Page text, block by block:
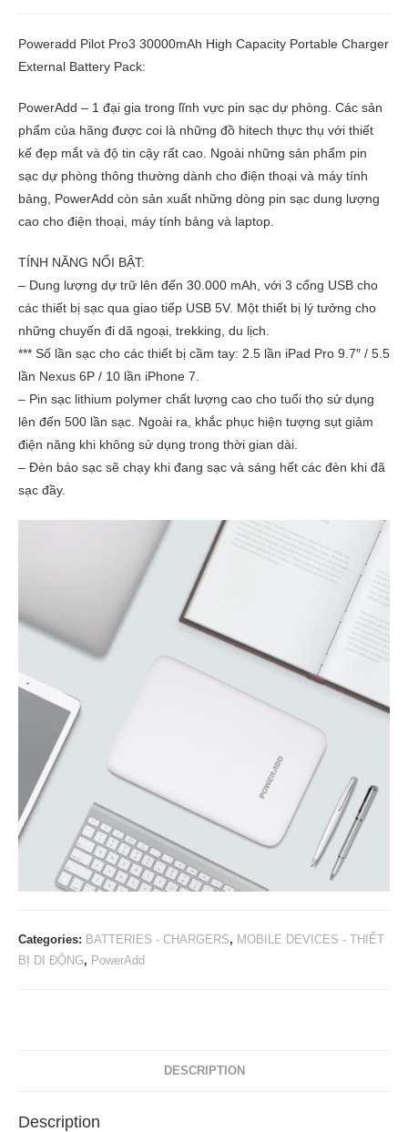
Poweradd Pilot Pro3 30000mAh High Capacity Portable Charger
External Battery Pack:
PowerAdd – 1 đại gia trong lĩnh vực pin sạc dự phòng. Các sản
phẩm của hãng được coi là những đồ hitech thực thụ với thiết
kế đẹp mắt và độ tin cậy rất cao. Ngoài những sản phẩm pin
sạc dự phòng thông thường dành cho điện thoại và máy tính
bảng, PowerAdd còn sản xuất những dòng pin sạc dung lượng
cao cho điện thoại, máy tính bảng và laptop.
TÍNH NĂNG NỔI BẬT:
– Dung lượng dự trữ lên đến 30.000 mAh, với 3 cổng USB cho
các thiết bị sạc qua giao tiếp USB 5V. Một thiết bị lý tưởng cho
những chuyến đi dã ngoại, trekking, du lịch.
*** Số lần sạc cho các thiết bị cầm tay: 2.5 lần iPad Pro 9.7″ / 5.5
lần Nexus 6P / 10 lần iPhone 7.
– Pin sạc lithium polymer chất lượng cao cho tuổi thọ sử dụng
lên đến 500 lần sạc. Ngoài ra, khắc phục hiện tượng sụt giảm
điện năng khi không sử dụng trong thời gian dài.
– Đèn báo sạc sẽ chạy khi đang sạc và sáng hết các đèn khi đã
sạc đầy.
Categories: BATTERIES - CHARGERS, MOBILE DEVICES - THIẾT
BỊ DI ĐỘNG, PowerAdd
DESCRIPTION
Description